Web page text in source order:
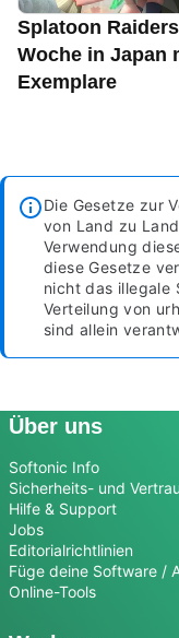
Splatoon
Woche in Japan
Exemplare
Die Gesetze zur
von Land zu
Verwendung
diese Gesetze
nicht das illegale
Verteilung von
sind allein
Über uns
Softonic Info
Sicherheits- und
Hilfe & Support
Jobs
Editorialrichtlinien
Füge deine Software /
Online-Tools